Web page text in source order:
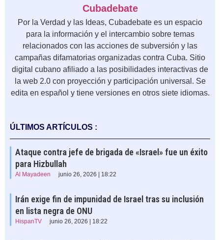
Cubadebate
Por la Verdad y las Ideas, Cubadebate es un espacio
para la información y el intercambio sobre temas
relacionados con las acciones de subversión y las
campañas difamatorias organizadas contra Cuba. Sitio
digital cubano afiliado a las posibilidades interactivas de
la web 2.0 con proyección y participación universal. Se
edita en español y tiene versiones en otros siete idiomas.
ÚLTIMOS ARTÍCULOS :
Ataque contra jefe de brigada de «Israel» fue un éxito
para Hizbullah
Al Mayadeen junio 26, 2026 | 18:22
Irán exige fin de impunidad de Israel tras su inclusión
en lista negra de ONU
HispanTV junio 26, 2026 | 18:22